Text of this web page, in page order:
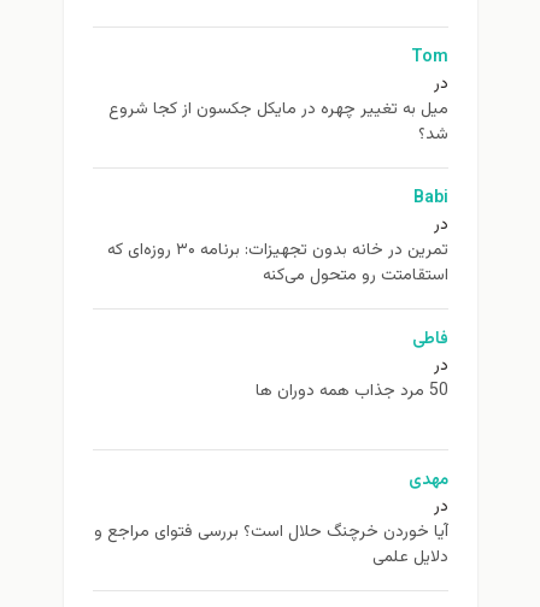
Tom
در
ميل به تغيير چهره در مایکل جکسون از كجا شروع
شد؟
Babi
در
تمرین در خانه بدون تجهیزات: برنامه ۳۰ روزه‌ای که
استقامتت رو متحول می‌کنه
فاطی
در
50 مرد جذاب همه دوران ها
مهدی
در
آیا خوردن خرچنگ حلال است؟ بررسی فتوای مراجع و
دلایل علمی